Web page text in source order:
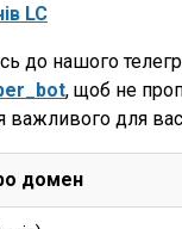
LC
до нашого
, щоб не
важливого для
домен